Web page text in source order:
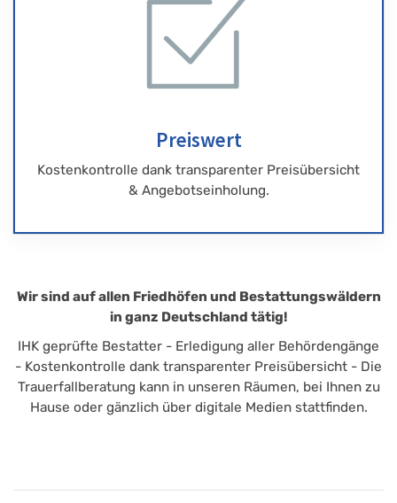
Preiswert
Kostenkontrolle dank transparenter Preisübersicht
& Angebotseinholung.
Wir sind auf allen Friedhöfen und Bestattungswäldern
in ganz Deutschland tätig!
IHK geprüfte Bestatter - Erledigung aller Behördengänge
- Kostenkontrolle dank transparenter Preisübersicht - Die
Trauerfallberatung kann in unseren Räumen, bei Ihnen zu
Hause oder gänzlich über digitale Medien stattfinden.